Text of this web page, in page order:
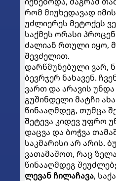
რომ მიუხედავად
უძლიერეს მეტოქეს
საქმეს ორასი
ძალიან რთული იყო,
შევძელით.
დარწმუნებული ვარ,
ბევრჯერ ნახავენ.
ვართ და არავის
გუშინდელი მატჩი
წინააღმდეგ, თუმცა
შეტევა კიდევ უფრო
დაცვა და ბოჭვა
საკმარისი არ არის.
ვათამაშოთ, რაც
წინააღმდეგ
ლევან ჩილაჩავა,